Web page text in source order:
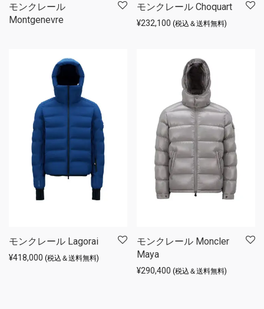
モンクレール
Montgenevre
モンクレール Choquart
¥232,100 (税込＆送料無料)
モンクレール Lagorai
¥418,000 (税込＆送料無料)
モンクレール Moncler
Maya
¥290,400 (税込＆送料無料)